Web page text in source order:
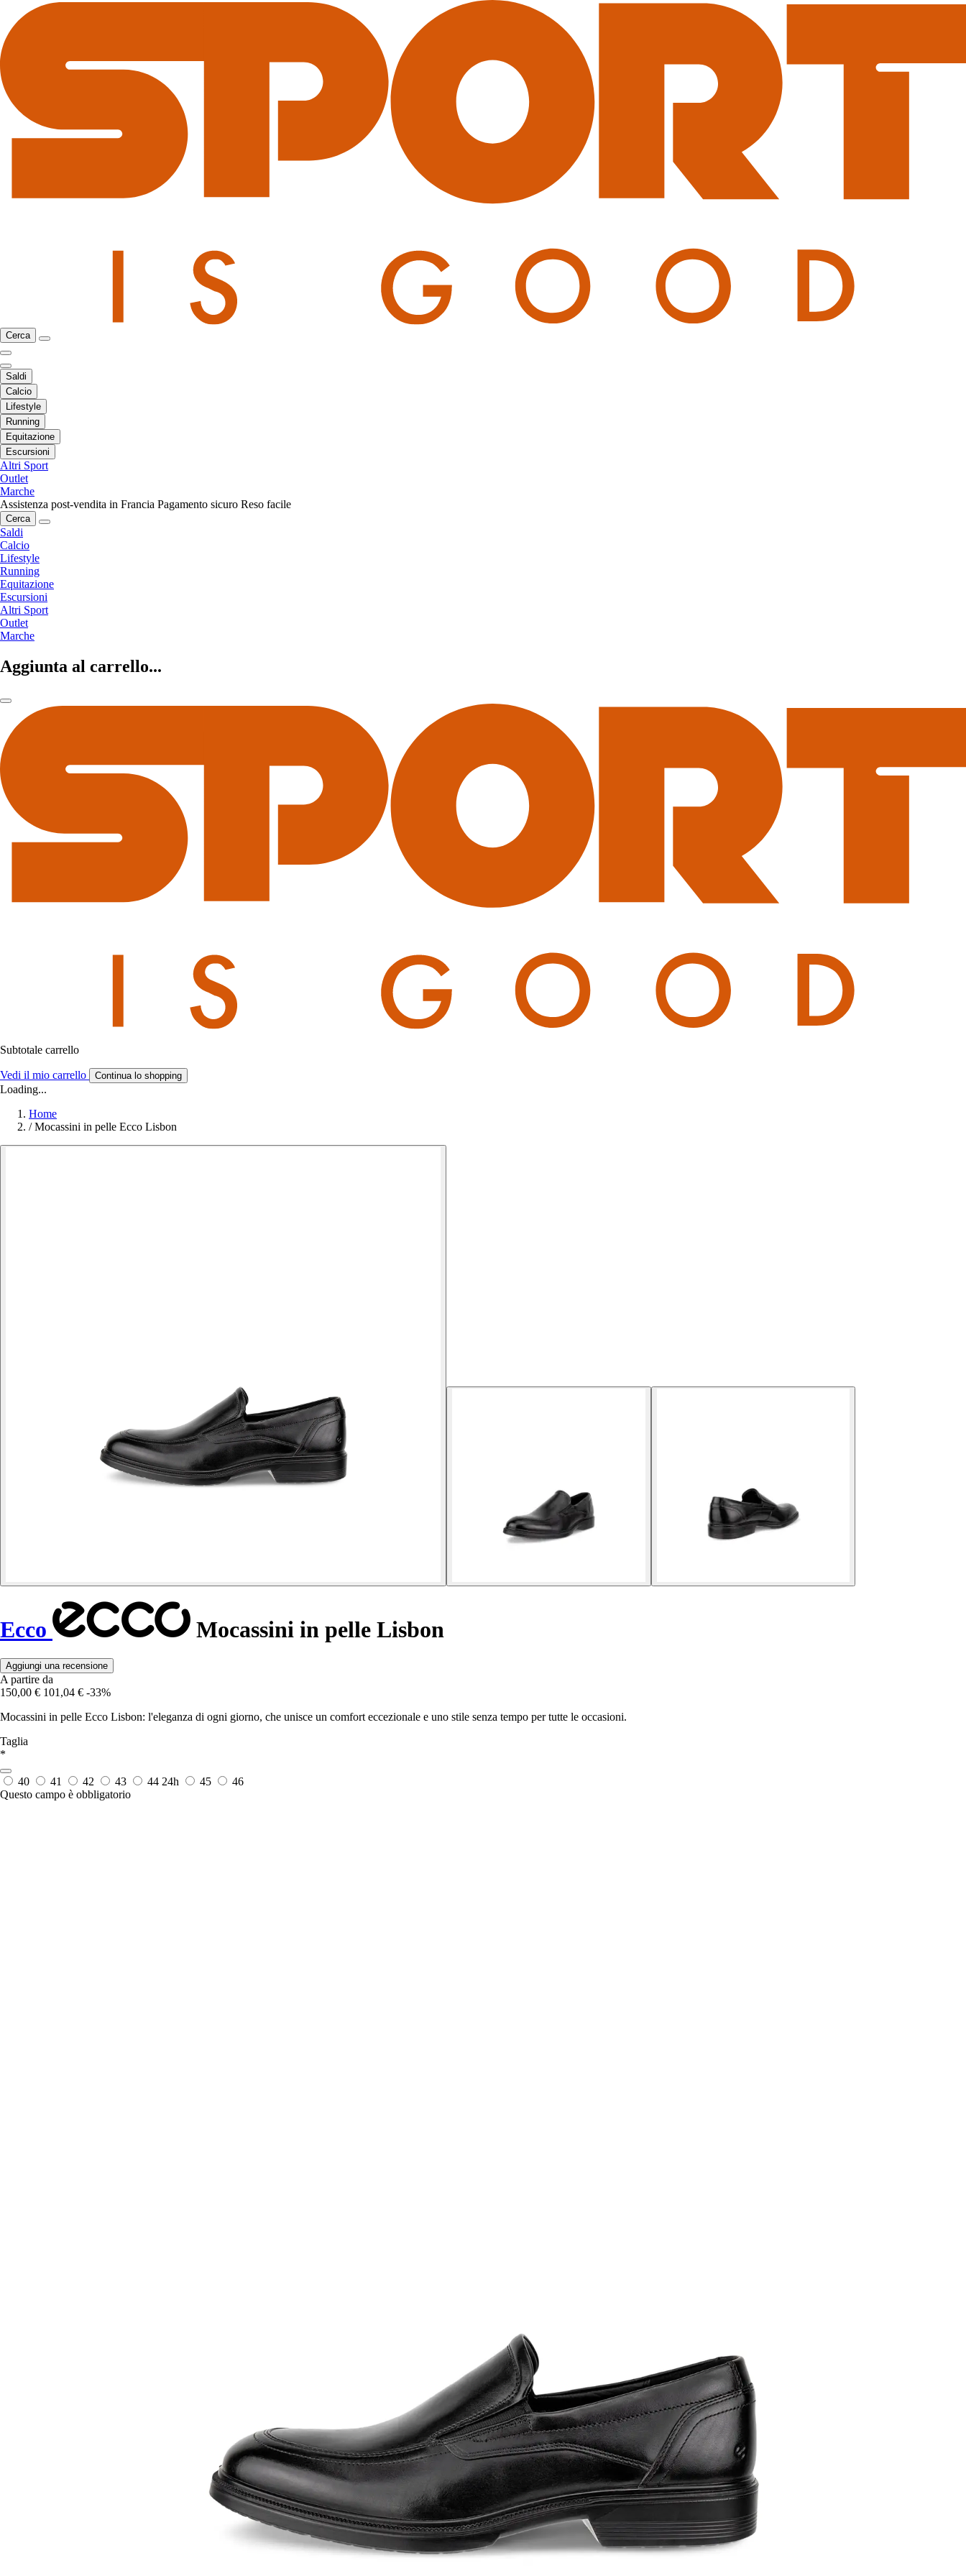
Cerca
Saldi
Calcio
Lifestyle
Running
Equitazione
Escursioni
Altri Sport
Outlet
Marche
Assistenza post-vendita in Francia Pagamento sicuro Reso facile
Cerca
Saldi
Calcio
Lifestyle
Running
Equitazione
Escursioni
Altri Sport
Outlet
Marche
Aggiunta al carrello...
Subtotale carrello
Vedi il mio carrello Continua lo shopping
Loading...
Home
/ Mocassini in pelle Ecco Lisbon
Ecco Mocassini in pelle Lisbon
Aggiungi una recensione
A partire da
150,00 € 101,04 € -33%
Mocassini in pelle Ecco Lisbon: l'eleganza di ogni giorno, che unisce un comfort eccezionale e uno stile senza tempo per tutte le occasioni.
Taglia
*
40 41 42 43 44 24h 45
46
Questo campo è obbligatorio